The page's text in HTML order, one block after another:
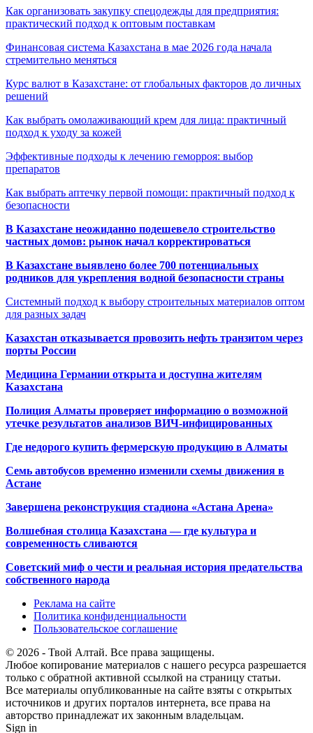
Как организовать закупку спецодежды для предприятия:
практический подход к оптовым поставкам
Финансовая система Казахстана в мае 2026 года начала
стремительно меняться
Курс валют в Казахстане: от глобальных факторов до личных
решений
Как выбрать омолаживающий крем для лица: практичный
подход к уходу за кожей
Эффективные подходы к лечению геморроя: выбор
препаратов
Как выбрать аптечку первой помощи: практичный подход к
безопасности
В Казахстане неожиданно подешевело строительство
частных домов: рынок начал корректироваться
В Казахстане выявлено более 700 потенциальных
родников для укрепления водной безопасности страны
Системный подход к выбору строительных материалов оптом
для разных задач
Казахстан отказывается провозить нефть транзитом через
порты России
Медицина Германии открыта и доступна жителям
Казахстана
Полиция Алматы проверяет информацию о возможной
утечке результатов анализов ВИЧ-инфицированных
Где недорого купить фермерскую продукцию в Алматы
Семь автобусов временно изменили схемы движения в
Астане
Завершена реконструкция стадиона «Астана Арена»
Волшебная столица Казахстана — где культура и
современность сливаются
Советский миф о чести и реальная история предательства
собственного народа
Реклама на сайте
Политика конфиденциальности
Пользовательское соглашение
© 2026 - Твой Алтай. Все права защищены.
Любое копирование материалов с нашего ресурса разрешается
только с обратной активной ссылкой на страницу статьи.
Все материалы опубликованные на сайте взяты с открытых
источников и других порталов интернета, все права на
авторство принадлежат их законным владельцам.
Sign in